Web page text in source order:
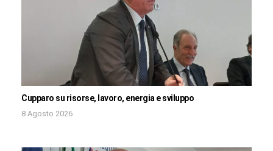
Cupparo su risorse, lavoro, energia e sviluppo
8 Agosto 2026